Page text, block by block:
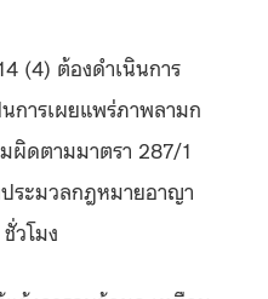
(4) ต้องดำเนินการ
การเผยแพร่ภาพลามก
ผิดตามมาตรา 287/1
ระมวลกฎหมายอาญา
วโมง